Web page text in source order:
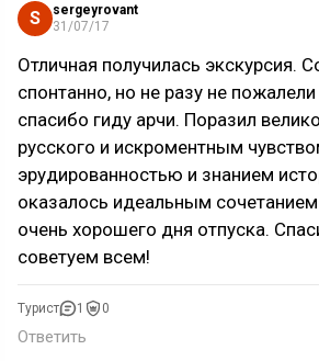
S
sergeyrovant
31/07/17
Отличная получилась экскурсия.
спонтанно, но не разу не
спасибо гиду арчи. Поразил
русского и искроментным
эрудированностью и знанием
оказалось идеальным
очень хорошего дня отпуска.
советуем всем!
Турист 1 0
Ответить